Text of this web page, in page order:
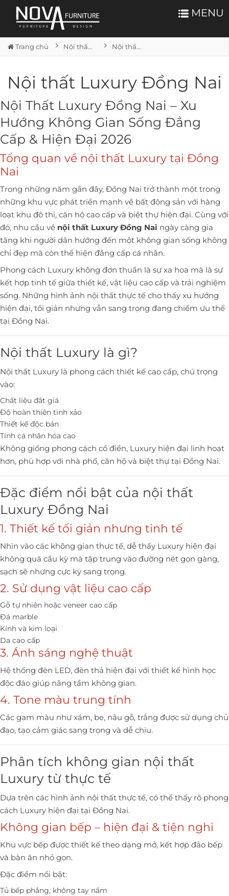
MENU
Trang chủ Nội thất căn hộ Nội thất Luxury Đồng Nai
Nội thất Luxury Đồng Nai
Nội Thất Luxury Đồng Nai – Xu
Hướng Không Gian Sống Đẳng
Cấp & Hiện Đại 2026
Tổng quan về nội thất Luxury tại Đồng
Nai
Trong những năm gần đây, Đồng Nai trở thành một trong
những khu vực phát triển mạnh về bất động sản với hàng
loạt khu đô thị, căn hộ cao cấp và biệt thự hiện đại. Cùng với
đó, nhu cầu về nội thất Luxury Đồng Nai ngày càng gia
tăng khi người dân hướng đến một không gian sống không
chỉ đẹp mà còn thể hiện đẳng cấp cá nhân.
Phong cách Luxury không đơn thuần là sự xa hoa mà là sự
kết hợp tinh tế giữa thiết kế, vật liệu cao cấp và trải nghiệm
sống. Những hình ảnh nội thất thực tế cho thấy xu hướng
hiện đại, tối giản nhưng vẫn sang trọng đang chiếm ưu thế
tại Đồng Nai.
Nội thất Luxury là gì?
Nội thất Luxury là phong cách thiết kế cao cấp, chú trọng
vào:
Chất liệu đắt giá
Độ hoàn thiện tinh xảo
Thiết kế độc bản
Tính cá nhân hóa cao
Không giống phong cách cổ điển, Luxury hiện đại linh hoạt
hơn, phù hợp với nhà phố, căn hộ và biệt thự tại Đồng Nai.
Đặc điểm nổi bật của nội thất
Luxury Đồng Nai
1. Thiết kế tối giản nhưng tinh tế
Nhìn vào các không gian thực tế, dễ thấy Luxury hiện đại
không quá cầu kỳ mà tập trung vào đường nét gọn gàng,
sạch sẽ nhưng cực kỳ sang trọng.
2. Sử dụng vật liệu cao cấp
Gỗ tự nhiên hoặc veneer cao cấp
Đá marble
Kính và kim loại
Da cao cấp
3. Ánh sáng nghệ thuật
Hệ thống đèn LED, đèn thả hiện đại với thiết kế hình học
độc đáo giúp nâng tầm không gian.
4. Tone màu trung tính
Các gam màu như xám, be, nâu gỗ, trắng được sử dụng chủ
đạo, tạo cảm giác sang trọng và dễ chịu.
Phân tích không gian nội thất
Luxury từ thực tế
Dựa trên các hình ảnh nội thất thực tế, có thể thấy rõ phong
cách Luxury hiện đại tại Đồng Nai.
Không gian bếp – hiện đại & tiện nghi
Khu vực bếp được thiết kế theo dạng mở, kết hợp đảo bếp
và bàn ăn nhỏ gọn.
Đặc điểm nổi bật:
Tủ bếp phẳng, không tay nắm